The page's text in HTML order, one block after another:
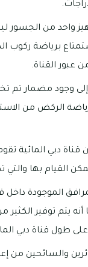
واحد من الجسور
برياضة ركوب
عبور القناة.
إلى وجود مضمار
الركض من
قناة دبي المائية
القيام بها والتي
الموجودة داخل
أنه يتم توفير
طول قناة دبي
والسائحين من